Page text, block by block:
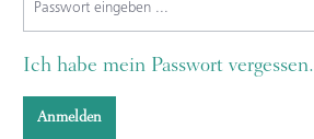
Ich habe mein Passwort vergessen.
Anmelden